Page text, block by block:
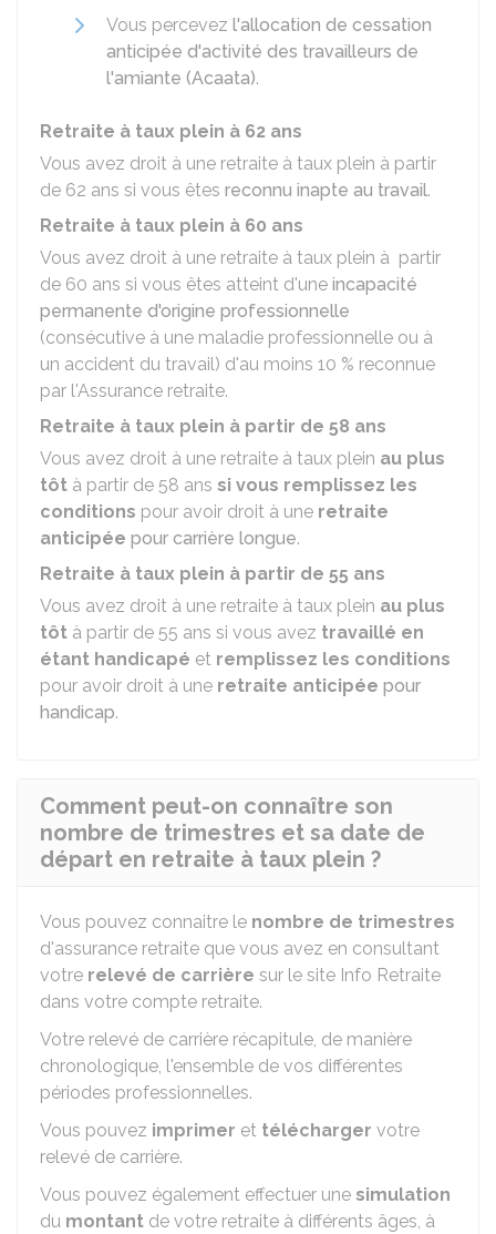
Vous percevez l'allocation de cessation
anticipée d'activité des travailleurs de
l'amiante (Acaata).
Retraite à taux plein à 62 ans
Vous avez droit à une retraite à taux plein à partir
de 62 ans si vous êtes reconnu inapte au travail.
Retraite à taux plein à 60 ans
Vous avez droit à une retraite à taux plein à partir
de 60 ans si vous êtes atteint d'une incapacité
permanente d'origine professionnelle
(consécutive à une maladie professionnelle ou à
un accident du travail) d'au moins 10 % reconnue
par l'Assurance retraite.
Retraite à taux plein à partir de 58 ans
Vous avez droit à une retraite à taux plein au plus
tôt à partir de 58 ans si vous remplissez les
conditions pour avoir droit à une retraite
anticipée pour carrière longue.
Retraite à taux plein à partir de 55 ans
Vous avez droit à une retraite à taux plein au plus
tôt à partir de 55 ans si vous avez travaillé en
étant handicapé et remplissez les conditions
pour avoir droit à une retraite anticipée pour
handicap.
Comment peut-on connaître son
nombre de trimestres et sa date de
départ en retraite à taux plein ?
Vous pouvez connaitre le nombre de trimestres
d'assurance retraite que vous avez en consultant
votre relevé de carrière sur le site Info Retraite
dans votre compte retraite.
Votre relevé de carrière récapitule, de manière
chronologique, l'ensemble de vos différentes
périodes professionnelles.
Vous pouvez imprimer et télécharger votre
relevé de carrière.
Vous pouvez également effectuer une simulation
du montant de votre retraite à différents âges, à